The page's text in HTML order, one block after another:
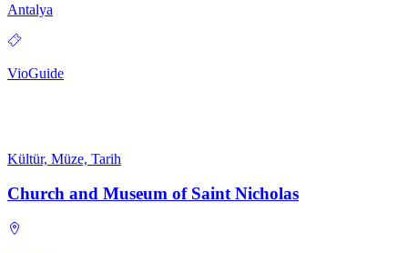
Antalya
VioGuide
Kültür, Müze, Tarih
Church and Museum of Saint Nicholas